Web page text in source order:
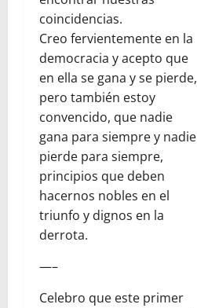
coincidencias.
Creo fervientemente en la
democracia y acepto que
en ella se gana y se pierde,
pero también estoy
convencido, que nadie
gana para siempre y nadie
pierde para siempre,
principios que deben
hacernos nobles en el
triunfo y dignos en la
derrota.
—–
Celebro que este primer